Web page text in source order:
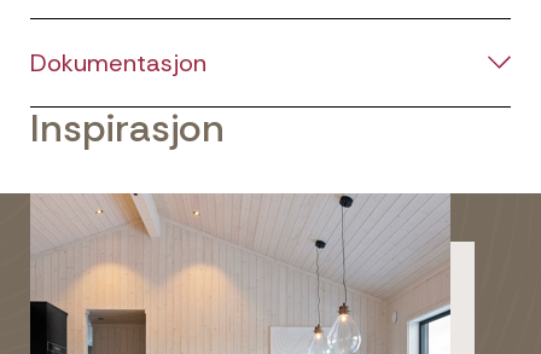
Dokumentasjon
Inspirasjon